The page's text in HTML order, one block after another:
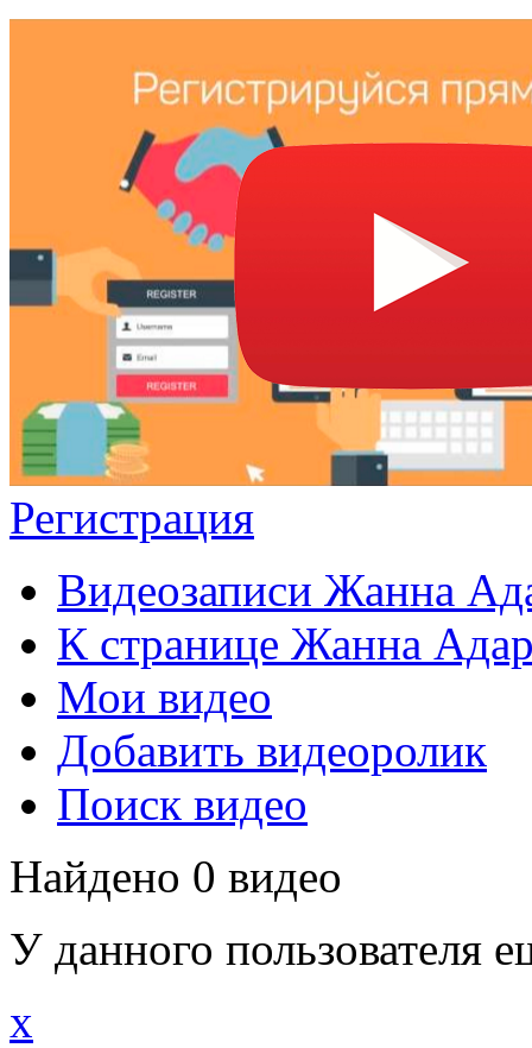
Регистрация
Видеозаписи Жанна
К странице Жанна
Мои видео
Добавить видеоролик
Поиск видео
Найдено 0 видео
У данного пользователя
x